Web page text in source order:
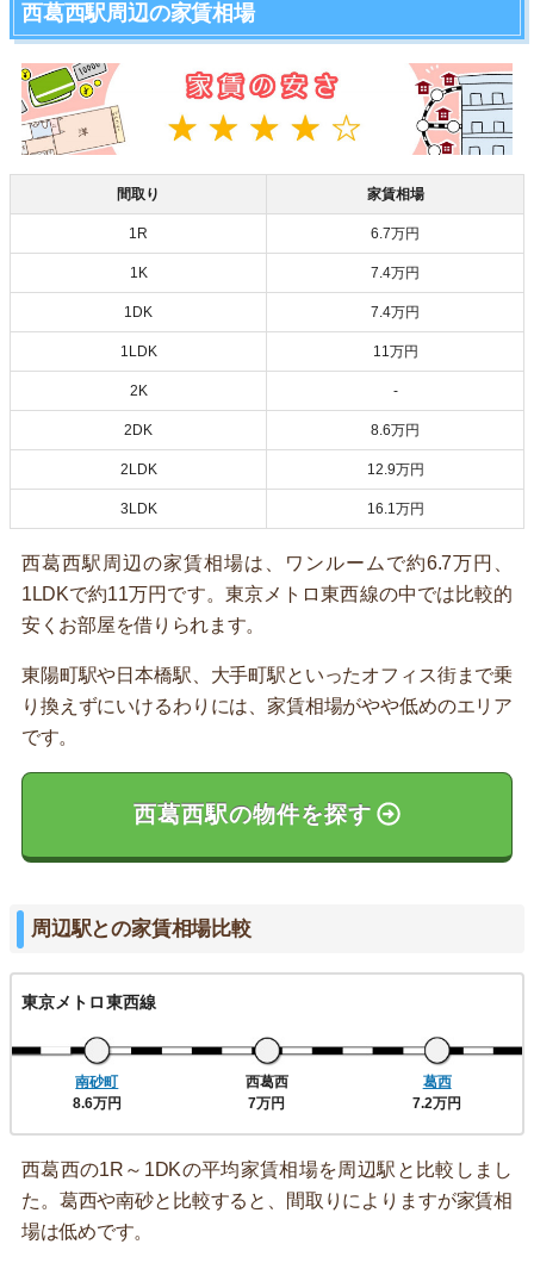
西葛西駅周辺の家賃相場
間取り 家賃相場
1R 6.7万円
1K 7.4万円
1DK 7.4万円
1LDK 11万円
2K -
2DK 8.6万円
2LDK 12.9万円
3LDK 16.1万円
西葛西駅周辺の家賃相場は、ワンルームで約6.7万円、
1LDKで約11万円です。東京メトロ東西線の中では比較的
安くお部屋を借りられます。
東陽町駅や日本橋駅、大手町駅といったオフィス街まで乗
り換えずにいけるわりには、家賃相場がやや低めのエリア
です。
西葛西駅の物件を探す
周辺駅との家賃相場比較
東京メトロ東西線
南砂町
8.6万円
西葛西
7万円
葛西
7.2万円
西葛西の1R～1DKの平均家賃相場を周辺駅と比較しまし
た。葛西や南砂と比較すると、間取りによりますが家賃相
場は低めです。